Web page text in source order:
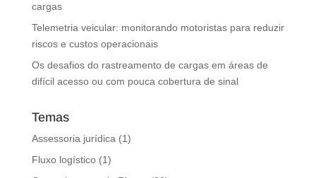
cargas
Telemetria veicular: monitorando motoristas para reduzir
riscos e custos operacionais
Os desafios do rastreamento de cargas em áreas de
difícil acesso ou com pouca cobertura de sinal
Temas
Assessoria jurídica(1)
Fluxo logístico(1)